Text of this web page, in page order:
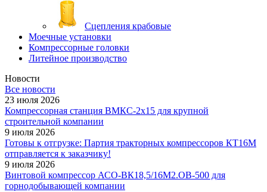
Сцепления крабовые
Моечные установки
Компрессорные головки
Литейное производство
Новости
Все новости
23 июля 2026
Компрессорная станция ВМКС-2х15 для крупной
строительной компании
9 июля 2026
Готовы к отгрузке: Партия тракторных компрессоров КТ16М
отправляется к заказчику!
9 июля 2026
Винтовой компрессор АСО-ВК18,5/16М2.ОВ-500 для
горнодобывающей компании